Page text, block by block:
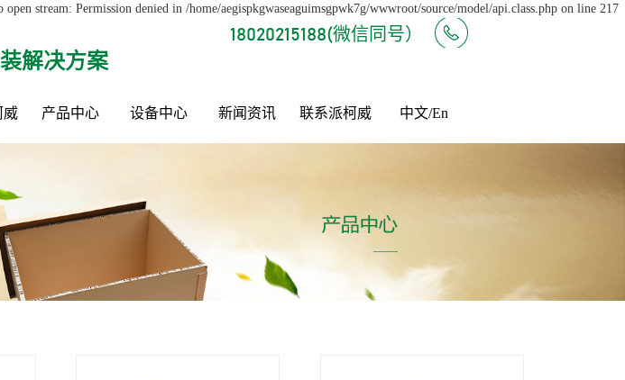
stream: Permission denied in /home/aegispkgwaseaguimsgpwk7g/wwwroot/source/model/api.class.php on line 217
解决方案
18020215188(微信同号）
威 产品中心 设备中心 新闻资讯 联系派柯威 中文/En